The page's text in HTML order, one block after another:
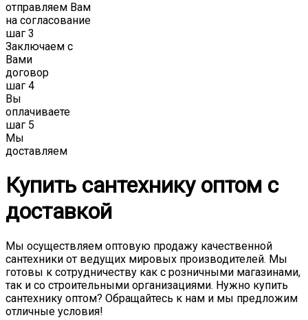
отправляем Вам
на согласование
шаг 3
Заключаем с
Вами
договор
шаг 4
Вы
оплачиваете
шаг 5
Мы
доставляем
Купить сантехнику оптом с
доставкой
Мы осуществляем оптовую продажу качественной
сантехники от ведущих мировых производителей. Мы
готовы к сотрудничеству как с розничными магазинами,
так и со строительными организациями. Нужно купить
сантехнику оптом? Обращайтесь к нам и мы предложим
отличные условия!